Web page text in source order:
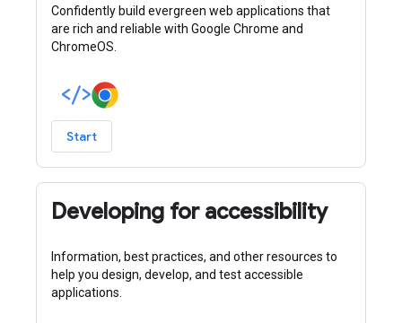
Confidently build evergreen web applications that
are rich and reliable with Google Chrome and
ChromeOS.
Start
Developing for accessibility
Information, best practices, and other resources to
help you design, develop, and test accessible
applications.